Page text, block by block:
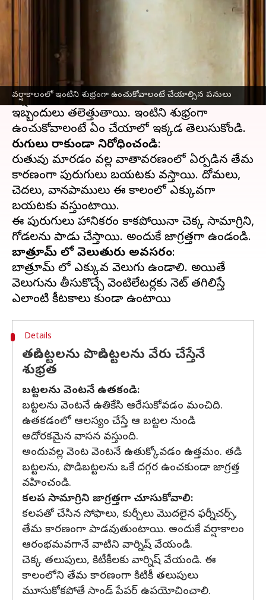
వర్షాకాలంలో ఇంటిని శుభ్రంగా ఉంచుకోవాలంటే చేయాల్సిన పనులు
ఈ వార్తాకథనం ఏంటి
వచ్చేసి వేడిని మొత్తం పోగొట్టేసింది. ఈ టైమ్
లో మీరు మీ ఇంటిని జాగ్రత్తగా ఉంచుకోవాలి.
వర్షాకాలంలో ఇంటిని శుభ్రంగా ఉంచుకోకపోతే అనేక
ఇబ్బందులు తలెత్తుతాయి. ఇంటిని శుభ్రంగా
పురుగులు రాకుండా నిరోధించండి:
రుతువు మారడం వల్ల వాతావరణంలో ఏర్పడిన తేమ
కారణంగా పురుగులు బయటకు వస్తాయి. దోమలు,
చెదలు, వానపాములు ఈ కాలంలో ఎక్కువగా
బయటకు వస్తుంటాయి.
ఈ పురుగులు హానికరం కాకపోయినా చెక్క సామాగ్రిని,
బాత్రూమ్ లో వెలుతురు అవసరం:
బాత్రూమ్ లో ఎక్కువ వెలుగు ఉండాలి. అయితే
వెలుగును తీసుకొచ్చే వెంటిలేటర్లకు నెట్ తగిలిస్తే
Details
తడిబట్టలను పొడిబట్టలను వేరు చేస్తేనే
శుభ్రత
బట్టలను వెంటనే ఉతకండి:
బట్టలను వెంటనే ఉతికేసి ఆరేసుకోవడం మంచిది.
ఉతకడంలో ఆలస్యం చేస్తే ఆ బట్టల నుండి
అదోరకమైన వాసన వస్తుంది.
అందువల్ల వెంట వెంటనే ఉతుక్కోవడం ఉత్తమం. తడి
బట్టలను, పొడిబట్టలను ఒకే దగ్గర ఉంచకుండా జాగ్రత్త
వహించండి.
కలప సామాగ్రిని జాగ్రత్తగా చూసుకోవాలి:
కలపతో చేసిన సోఫాలు, కుర్చీలు మొదలైన ఫర్నీచర్స్,
తేమ కారణంగా పాడవుతుంటాయి. అందుకే వర్షాకాలం
ఆరంభమవగానే వాటిని వార్నిష్ వేయండి.
చెక్క తలుపులు, కిటీకీలకు వార్నిష్ వేయండి. ఈ
కాలంలోని తేమ కారణంగా కిటికీ తలుపులు
మూసుకోకపోతే సాండ్ పేపర్ ఉపయోచించాలి.